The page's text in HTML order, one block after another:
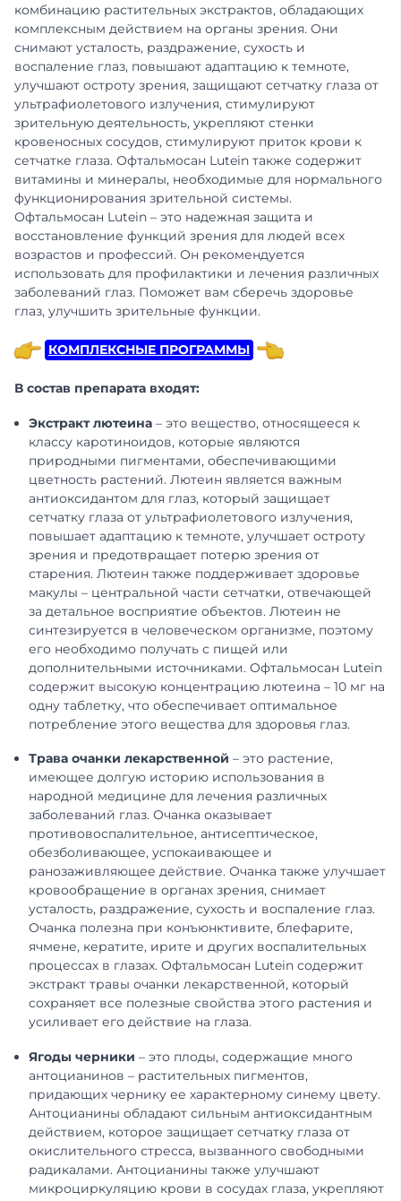
комбинацию растительных экстрактов, обладающих
комплексным действием на органы зрения. Они
снимают усталость, раздражение, сухость и
воспаление глаз, повышают адаптацию к темноте,
улучшают остроту зрения, защищают сетчатку глаза от
ультрафиолетового излучения, стимулируют
зрительную деятельность, укрепляют стенки
кровеносных сосудов, стимулируют приток крови к
сетчатке глаза. Офтальмосан Lutein также содержит
витамины и минералы, необходимые для нормального
функционирования зрительной системы.
Офтальмосан Lutein – это надежная защита и
восстановление функций зрения для людей всех
возрастов и профессий. Он рекомендуется
использовать для профилактики и лечения различных
заболеваний глаз. Поможет вам сберечь здоровье
глаз, улучшить зрительные функции.
КОМПЛЕКСНЫЕ ПРОГРАММЫ
В состав препарата входят:
Экстракт лютеина – это вещество, относящееся к
классу каротиноидов, которые являются
природными пигментами, обеспечивающими
цветность растений. Лютеин является важным
антиоксидантом для глаз, который защищает
сетчатку глаза от ультрафиолетового излучения,
повышает адаптацию к темноте, улучшает остроту
зрения и предотвращает потерю зрения от
старения. Лютеин также поддерживает здоровье
макулы – центральной части сетчатки, отвечающей
за детальное восприятие объектов. Лютеин не
синтезируется в человеческом организме, поэтому
его необходимо получать с пищей или
дополнительными источниками. Офтальмосан Lutein
содержит высокую концентрацию лютеина – 10 мг на
одну таблетку, что обеспечивает оптимальное
потребление этого вещества для здоровья глаз.
Трава очанки лекарственной – это растение,
имеющее долгую историю использования в
народной медицине для лечения различных
заболеваний глаз. Очанка оказывает
противовоспалительное, антисептическое,
обезболивающее, успокаивающее и
ранозаживляющее действие. Очанка также улучшает
кровообращение в органах зрения, снимает
усталость, раздражение, сухость и воспаление глаз.
Очанка полезна при конъюнктивите, блефарите,
ячмене, кератите, ирите и других воспалительных
процессах в глазах. Офтальмосан Lutein содержит
экстракт травы очанки лекарственной, который
сохраняет все полезные свойства этого растения и
усиливает его действие на глаза.
Ягоды черники – это плоды, содержащие много
антоцианинов – растительных пигментов,
придающих чернику ее характерному синему цвету.
Антоцианины обладают сильным антиоксидантным
действием, которое защищает сетчатку глаза от
окислительного стресса, вызванного свободными
радикалами. Антоцианины также улучшают
микроциркуляцию крови в сосудах глаза, укрепляют